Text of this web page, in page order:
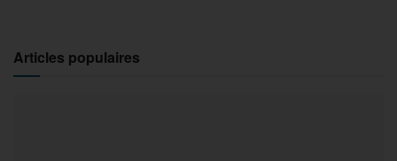
Articles populaires